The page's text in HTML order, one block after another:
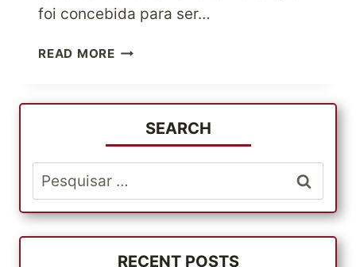
foi concebida para ser…
READ MOREDESFRUTA
EXPERIÊNCIA
INCRÍVEL
AO
AR
LIVRE
COM
A
CÂMARA
GOPRO
SEARCH
Pesquisar
por:
RECENT POSTS